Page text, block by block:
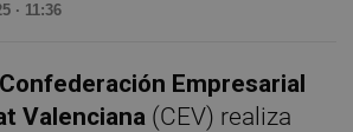
· 11:36
Confederación Empresarial
Valenciana (CEV) realiza